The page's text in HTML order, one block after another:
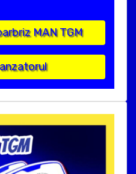
MAN TGM